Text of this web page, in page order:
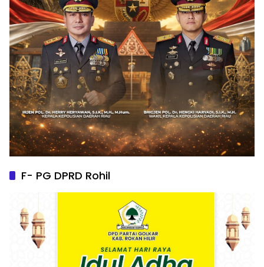
F- PG DPRD Rohil